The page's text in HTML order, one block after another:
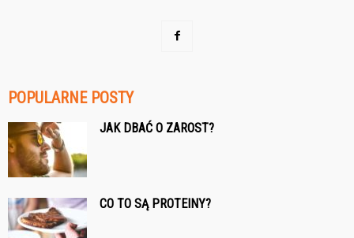
POPULARNE POSTY
JAK DBAĆ O ZAROST?
CO TO SĄ PROTEINY?